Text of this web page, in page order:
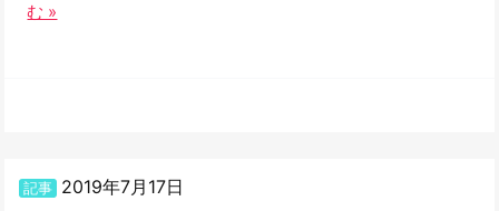
む »
記事 2019年7月17日